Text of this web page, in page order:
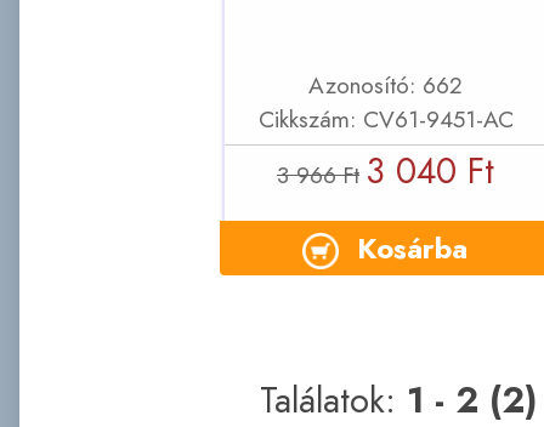
Azonosító: 662
Cikkszám: CV61-9451-AC
3 966 Ft 3 040 Ft
Kosárba
Találatok: 1 - 2 (2)